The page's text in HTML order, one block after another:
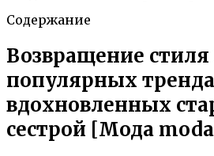
Содержание
Возвращение
популярных
вдохновленных
сестрой [Мода